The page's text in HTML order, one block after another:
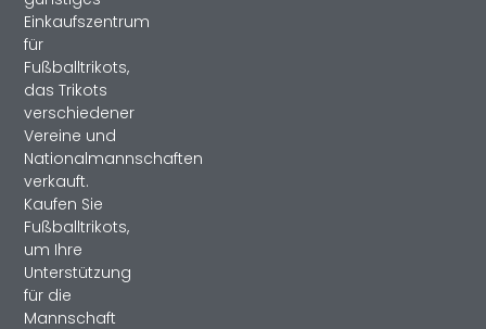
Einkaufszentrum
für
Fußballtrikots,
das Trikots
verschiedener
Vereine und
Nationalmannschaften
verkauft.
Kaufen Sie
Fußballtrikots,
um Ihre
Unterstützung
für die
Mannschaft